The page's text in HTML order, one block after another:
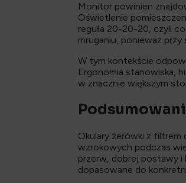
Monitor powinien
Oświetlenie
reguła 20-20-20, czyli
mruganiu, ponieważ
W tym kontekście
Ergonomia stanowiska,
w znacznie większym
Okulary zerówki z filtrem
wzrokowych podczas
przerw, dobrej postawy i
dopasowane do